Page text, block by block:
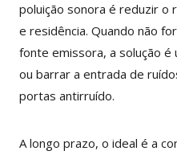
poluição sonora é reduzir o
e residência. Quando não
fonte emissora, a solução
ou barrar a entrada de
portas antirruído.
A longo prazo, o ideal é a